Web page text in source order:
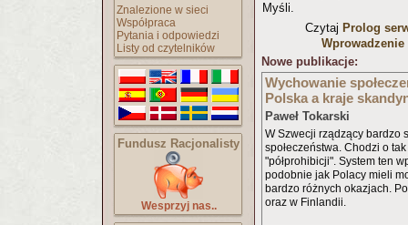
Znalezione w sieci
Współpraca
Pytania i odpowiedzi
Listy od czytelników
Fundusz Racjonalisty
Wesprzyj nas..
Myśli.
Czytaj Prolog
Wprowadzenie
Nowe publikacje:
Wychowanie
Polska a kraje
Paweł Tokarski
W Szwecji rządzący bardzo
społeczeństwa. Chodzi o
"półprohibicji". System ten
podobnie jak Polacy mieli
bardzo różnych okazjach.
oraz w Finlandii.